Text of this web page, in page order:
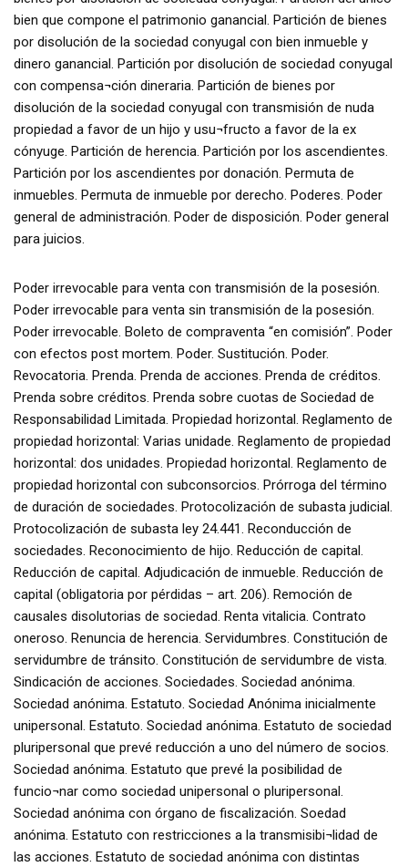
bien que compone el patrimonio ganancial. Partición de bienes
por disolución de la sociedad conyugal con bien inmueble y
dinero ganancial. Partición por disolución de sociedad conyugal
con compensa¬ción dineraria. Partición de bienes por
disolución de la sociedad conyugal con transmisión de nuda
propiedad a favor de un hijo y usu¬fructo a favor de la ex
cónyuge. Partición de herencia. Partición por los ascendientes.
Partición por los ascendientes por donación. Permuta de
inmuebles. Permuta de inmueble por derecho. Poderes. Poder
general de administración. Poder de disposición. Poder general
para juicios.
Poder irrevocable para venta con transmisión de la posesión.
Poder irrevocable para venta sin transmisión de la posesión.
Poder irrevocable. Boleto de compraventa “en comisión”. Poder
con efectos post mortem. Poder. Sustitución. Poder.
Revocatoria. Prenda. Prenda de acciones. Prenda de créditos.
Prenda sobre créditos. Prenda sobre cuotas de Sociedad de
Responsabilidad Limitada. Propiedad horizontal. Reglamento de
propiedad horizontal: Varias unidade. Reglamento de propiedad
horizontal: dos unidades. Propiedad horizontal. Reglamento de
propiedad horizontal con subconsorcios. Prórroga del término
de duración de sociedades. Protocolización de subasta judicial.
Protocolización de subasta ley 24.441. Reconducción de
sociedades. Reconocimiento de hijo. Reducción de capital.
Reducción de capital. Adjudicación de inmueble. Reducción de
capital (obligatoria por pérdidas – art. 206). Remoción de
causales disolutorias de sociedad. Renta vitalicia. Contrato
oneroso. Renuncia de herencia. Servidumbres. Constitución de
servidumbre de tránsito. Constitución de servidumbre de vista.
Sindicación de acciones. Sociedades. Sociedad anónima.
Sociedad anónima. Estatuto. Sociedad Anónima inicialmente
unipersonal. Estatuto. Sociedad anónima. Estatuto de sociedad
pluripersonal que prevé reducción a uno del número de socios.
Sociedad anónima. Estatuto que prevé la posibilidad de
funcio¬nar como sociedad unipersonal o pluripersonal.
Sociedad anónima con órgano de fiscalización. Soedad
anónima. Estatuto con restricciones a la transmisibi¬lidad de
las acciones. Estatuto de sociedad anónima con distintas